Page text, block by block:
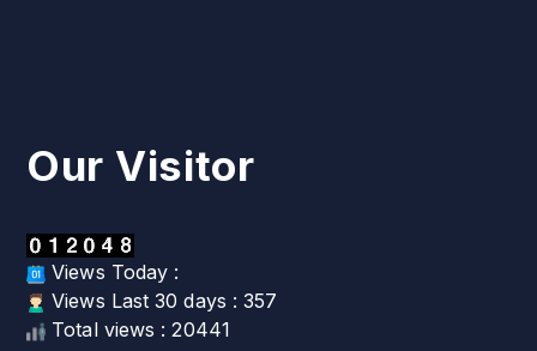
Our Visitor
Views Today :
Views Last 30 days : 357
Total views : 20441